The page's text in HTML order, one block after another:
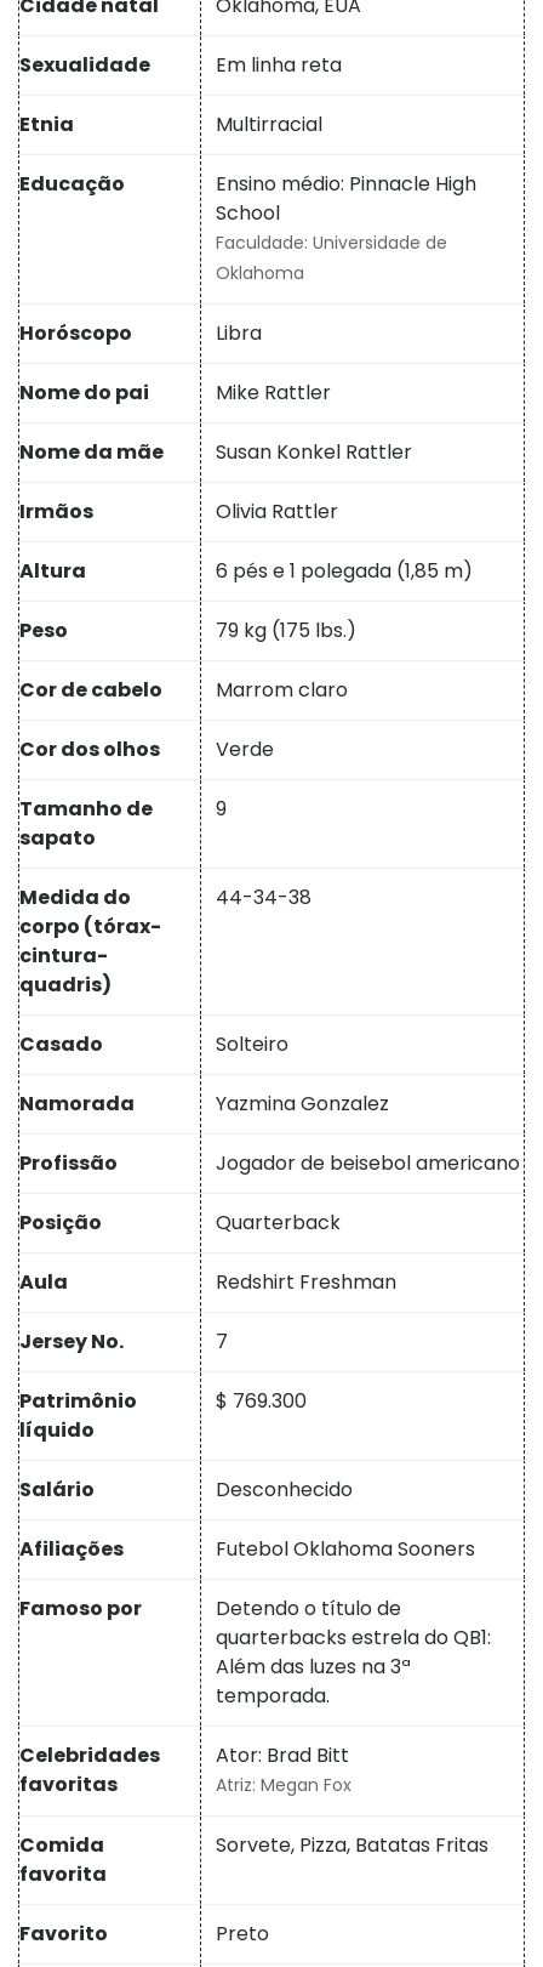
Cidade natal Oklahoma, EUA
Sexualidade Em linha reta
Etnia Multirracial
Educação
Ensino médio: Pinnacle High
School
Faculdade: Universidade de
Oklahoma
Horóscopo Libra
Nome do pai Mike Rattler
Nome da mãe Susan Konkel Rattler
Irmãos Olivia Rattler
Altura 6 pés e 1 polegada (1,85 m)
Peso 79 kg (175 lbs.)
Cor de cabelo Marrom claro
Cor dos olhos Verde
Tamanho de
sapato
9
Medida do
corpo (tórax-
cintura-
quadris)
44-34-38
Casado Solteiro
Namorada Yazmina Gonzalez
Profissão Jogador de beisebol americano
Posição Quarterback
Aula Redshirt Freshman
Jersey No. 7
Patrimônio
líquido
$ 769.300
Salário Desconhecido
Afiliações Futebol Oklahoma Sooners
Famoso por
Detendo o título de
quarterbacks estrela do QB1:
Além das luzes na 3ª
temporada.
Celebridades
favoritas
Ator: Brad Bitt
Atriz: Megan Fox
Comida
favorita
Sorvete, Pizza, Batatas Fritas
Favorito Preto